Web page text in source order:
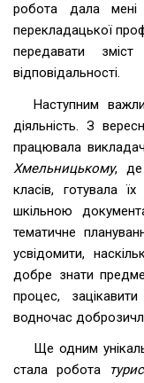
робота дала мені
перекладацької
передавати
відповідальності.
Наступним
діяльність. З
працювала
Хмельницькому, де
класів, готувала
шкільною
тематичне
усвідомити,
добре знати
процес,
водночас
Ще одним
стала робота